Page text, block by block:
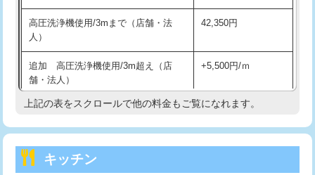
持込商品取付（単水栓） 13,200円
持込商品取付（混合水栓）
持込商品取付（浄水器・分岐水栓） 16,500円
持込商品取付（温水洗浄便座） 22,000円
持込商品取付（普通便座⇔温水洗浄便
22,000円
給水管工事※（ホール加工)
高圧洗浄機使用/3mまで（店舗・法
人）
42,350円
追加 高圧洗浄機使用/3m超え（店
舗・法人）
+5,500円/ｍ
高度高圧洗浄換 現地調査
トーラー機使用/3mまで
上記の表をスクロールで他の料金もご覧になれます。
キッチン